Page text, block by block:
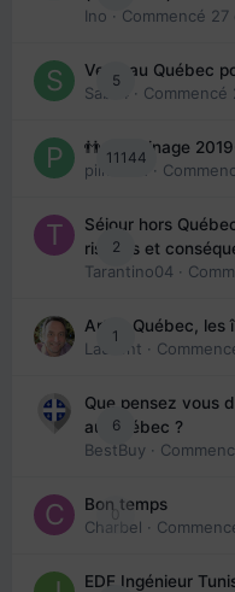
Ino · Commencé 27
5
Venir au Québec
Sab74
· Commencé
11144
👬 Parrainage
piinoush
·
2
Séjour hors
risques et
Tarantino04 ·
1
Arte : Québec, les
Laurent ·
6
Que pensez vous
au Québec ?
BestBuy ·
0
Bon temps
Charbel ·
EDE Ingénieur